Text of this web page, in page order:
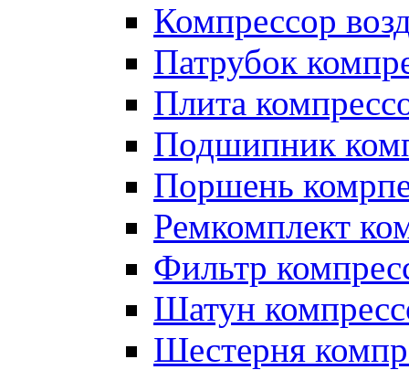
Компрессор
Патрубок
Плита
Подшипник
Поршень
Ремкомплект
Фильтр
Шатун
Шестерня